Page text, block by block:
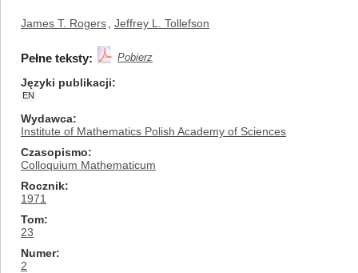
James T. Rogers Jeffrey L. Tollefson
Pełne teksty: Pobierz
Języki publikacji
EN
Wydawca
Institute of Mathematics Polish Academy of Sciences
Czasopismo
Colloquium Mathematicum
Rocznik
1971
Tom
23
Numer
2